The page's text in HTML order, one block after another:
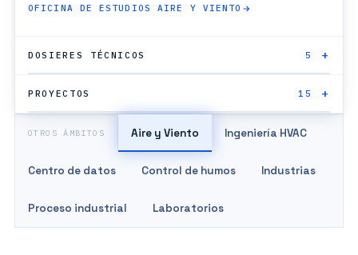
OFICINA DE ESTUDIOS AIRE Y VIENTO
DOSIERES TÉCNICOS 5
PROYECTOS 15
OTROS ÁMBITOS Aire y Viento Ingeniería HVAC
Centro de datos Control de humos Industrias
Proceso industrial Laboratorios